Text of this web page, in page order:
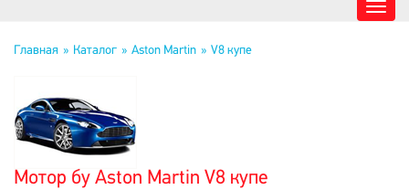
Главная Каталог Aston Martin V8 купе
Мотор бу Aston Martin V8 купе